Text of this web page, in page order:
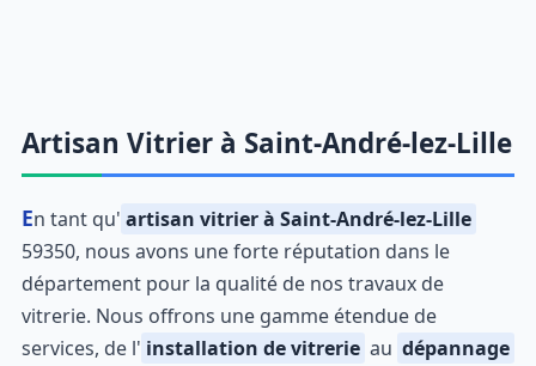
Artisan Vitrier à Saint-André-lez-Lille
En tant qu' artisan vitrier à Saint-André-lez-Lille
59350, nous avons une forte réputation dans le
département pour la qualité de nos travaux de
vitrerie. Nous offrons une gamme étendue de
services, de l' installation de vitrerie au dépannage